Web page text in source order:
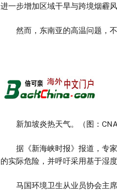
进一步增加区域干旱与跨境烟霾风
然而，东南亚的高温问题，不
新加坡炎热天气。（图：CNA
据《新海峡时报》报道，专家
的实际危险，并呼吁采用基于湿
马国环境卫生从业员协会主席